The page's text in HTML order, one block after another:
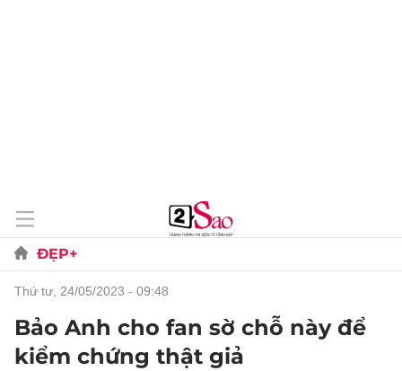
ĐẸP+
thứ tư, 24/05/2023 - 09:48
Bảo Anh cho fan sờ chỗ này để
kiểm chứng thật giả